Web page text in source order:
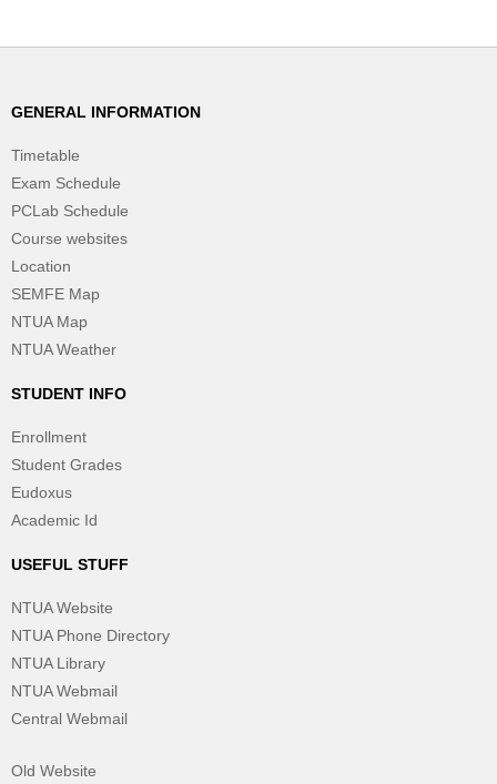
GENERAL INFORMATION
Timetable
Exam Schedule
PCLab Schedule
Course websites
Location
SEMFE Map
NTUA Map
NTUA Weather
STUDENT INFO
Enrollment
Student Grades
Eudoxus
Academic Id
USEFUL STUFF
NTUA Website
NTUA Phone Directory
NTUA Library
NTUA Webmail
Central Webmail
Old Website